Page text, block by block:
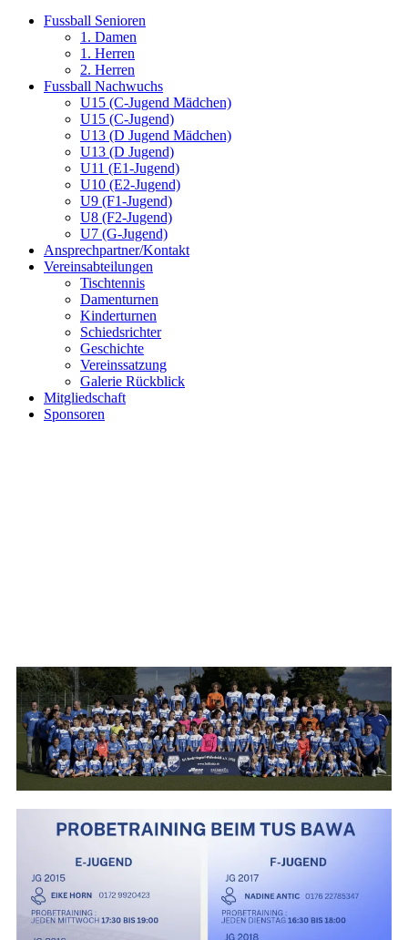
Fussball Senioren
1. Damen
1. Herren
2. Herren
Fussball Nachwuchs
U15 (C-Jugend Mädchen)
U15 (C-Jugend)
U13 (D Jugend Mädchen)
U13 (D Jugend)
U11 (E1-Jugend)
U10 (E2-Jugend)
U9 (F1-Jugend)
U8 (F2-Jugend)
U7 (G-Jugend)
Ansprechpartner/Kontakt
Vereinsabteilungen
Tischtennis
Damenturnen
Kinderturnen
Schiedsrichter
Geschichte
Vereinssatzung
Galerie Rückblick
Mitgliedschaft
Sponsoren